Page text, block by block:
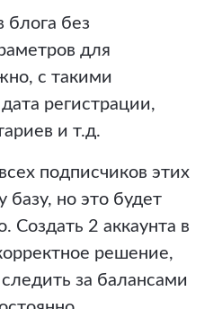
блога без
для
с такими
регистрации,
и т.д.
подписчиков этих
базу, но это будет
Создать 2 аккаунта в
решение,
за балансами